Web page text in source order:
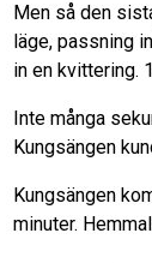
Men så den
läge, passning
in en kvittering.
Inte många
Kungsängen
Kungsängen
minuter.